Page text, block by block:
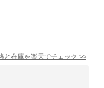
と在庫を楽天でチェック >>